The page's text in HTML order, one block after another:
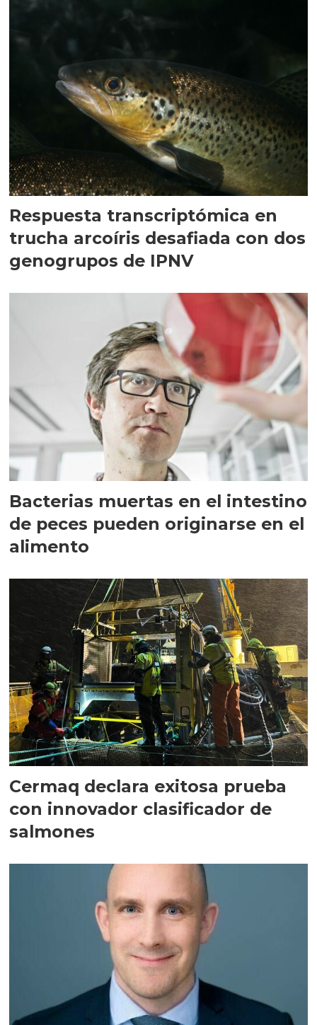
Respuesta transcriptómica en
trucha arcoíris desafiada con dos
genogrupos de IPNV
Bacterias muertas en el intestino
de peces pueden originarse en el
alimento
Cermaq declara exitosa prueba
con innovador clasificador de
salmones